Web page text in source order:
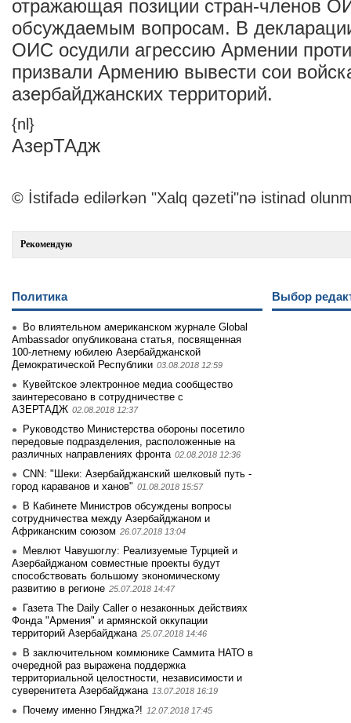
отражающая позиции стран-членов
обсуждаемым вопросам. В
ОИС осудили агрессию Армении
призвали Армению вывести сои
азербайджанских территорий.
{nl}
АзерТАдж
© İstifadə edilərkən "Xalq qəzeti"nə istinad
Рекомендую
Политика
Во влиятельном американском журнале Global
Ambassador опубликована статья, посвященная
100-летнему юбилею Азербайджанской
Демократической Республики 03.08.2018 12:59
Кувейтское электронное медиа сообщество
заинтеpесовано в сотрудничестве с
АЗЕРТАДЖ 02.08.2018 12:37
Руководство Министерства обороны посетило
передовые подразделения, расположенные на
различных направлениях фронта 02.08.2018 12:36
CNN: "Шеки: Азербайджанский шелковый путь -
город караванов и ханов" 01.08.2018 15:57
В Кабинете Министров обсуждены вопросы
сотрудничества между Азербайджаном и
Африканским союзом 26.07.2018 13:04
Мевлют Чавушоглу: Реализуемые Турцией и
Азербайджаном совместные проекты будут
способствовать большому экономическому
развитию в регионе 25.07.2018 14:47
Газета The Daily Caller о незаконных действиях
Фонда "Армения" и армянской оккупации
территорий Азербайджана 25.07.2018 14:46
В заключительном коммюнике Саммита НАТО в
очередной раз выражена поддержка
территориальной целостности, независимости и
суверенитета Азербайджана 13.07.2018 16:19
Почему именно Гянджа?! 12.07.2018 17:45
Выбор